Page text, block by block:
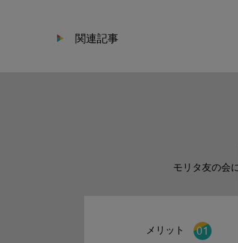
関連記事
モリタ友の会
メリット